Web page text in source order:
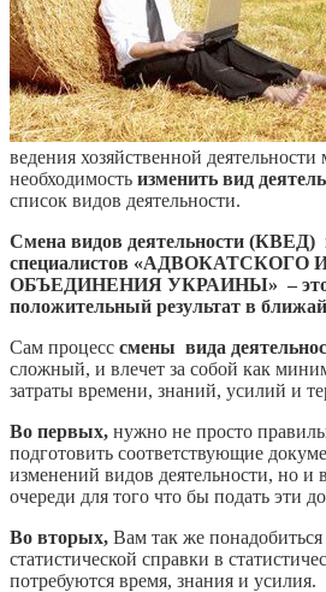
ведения хозяйственной
необходимость изменить вид
список видов деятельности.
Смена видов деятельности
специалистов
ОБЪЕДИНЕНИЯ УКРАИНЫ» – это
положительный результат в
Сам процесс смены вида
сложный, и влечет за собой как
затраты времени, знаний, усилий и
Во первых, нужно не просто
подготовить соответствующие
изменений видов деятельности, но и
очереди для того что бы подать эти
Во вторых, Вам так же
статистической справки в
потребуются время, знания и усилия.